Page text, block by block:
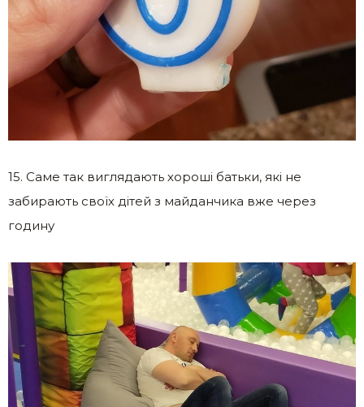
15. Саме так виглядають хороші батьки, які не
забирають своїх дітей з майданчика вже через
годину